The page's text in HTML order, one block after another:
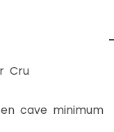
Cru
cave minimum